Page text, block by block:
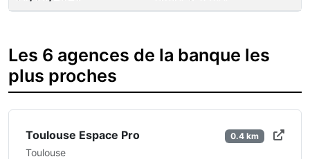
Les 6 agences de la banque les
plus proches
Toulouse Espace Pro
Toulouse
0.4 km